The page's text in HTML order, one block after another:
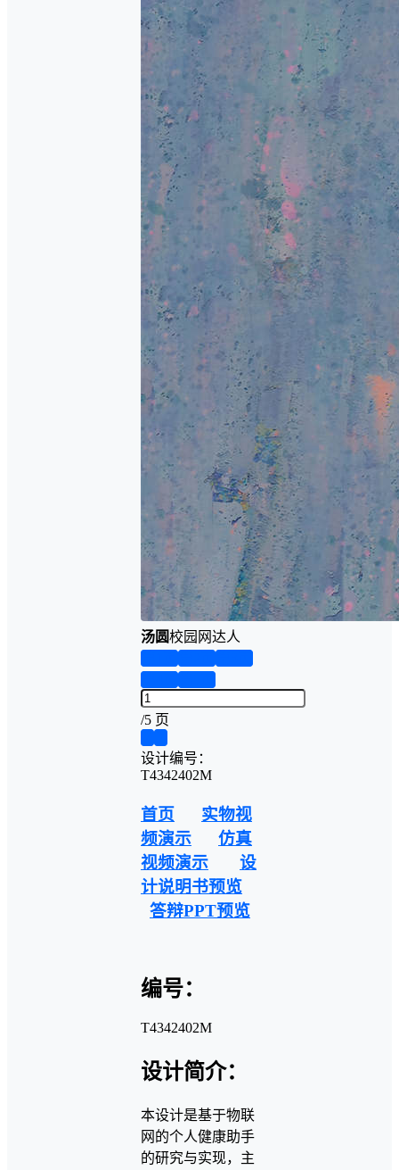
汤圆校园网达人
/5 页
设计编号：
T4342402M
首页
实物视
频演示
仿真
视频演示
设
计说明书预览
答辩PPT预览
编号：
T4342402M
设计简介：
本设计是基于物联
网的个人健康助手
的研究与实现，主